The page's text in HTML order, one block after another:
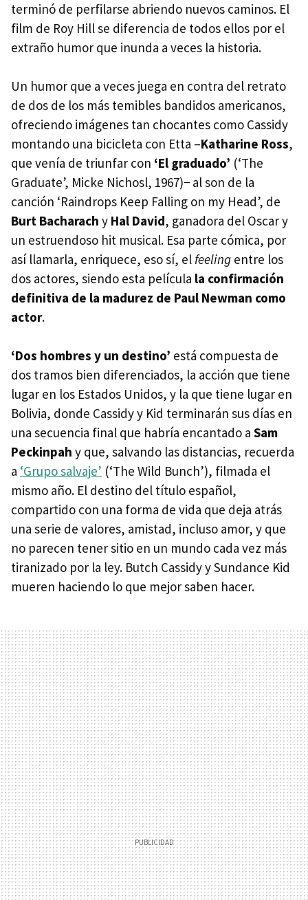
terminó de perfilarse abriendo nuevos caminos. El
film de Roy Hill se diferencia de todos ellos por el
extraño humor que inunda a veces la historia.
Un humor que a veces juega en contra del retrato
de dos de los más temibles bandidos americanos,
ofreciendo imágenes tan chocantes como Cassidy
montando una bicicleta con Etta –Katharine Ross,
que venía de triunfar con ‘El graduado’ (‘The
Graduate’, Micke Nichosl, 1967)− al son de la
canción ‘Raindrops Keep Falling on my Head’, de
Burt Bacharach y Hal David, ganadora del Oscar y
un estruendoso hit musical. Esa parte cómica, por
así llamarla, enriquece, eso sí, el feeling entre los
dos actores, siendo esta película la confirmación
definitiva de la madurez de Paul Newman como
actor.
‘Dos hombres y un destino’ está compuesta de
dos tramos bien diferenciados, la acción que tiene
lugar en los Estados Unidos, y la que tiene lugar en
Bolivia, donde Cassidy y Kid terminarán sus días en
una secuencia final que habría encantado a Sam
Peckinpah y que, salvando las distancias, recuerda
a ‘Grupo salvaje’ (‘The Wild Bunch’), filmada el
mismo año. El destino del título español,
compartido con una forma de vida que deja atrás
una serie de valores, amistad, incluso amor, y que
no parecen tener sitio en un mundo cada vez más
tiranizado por la ley. Butch Cassidy y Sundance Kid
mueren haciendo lo que mejor saben hacer.